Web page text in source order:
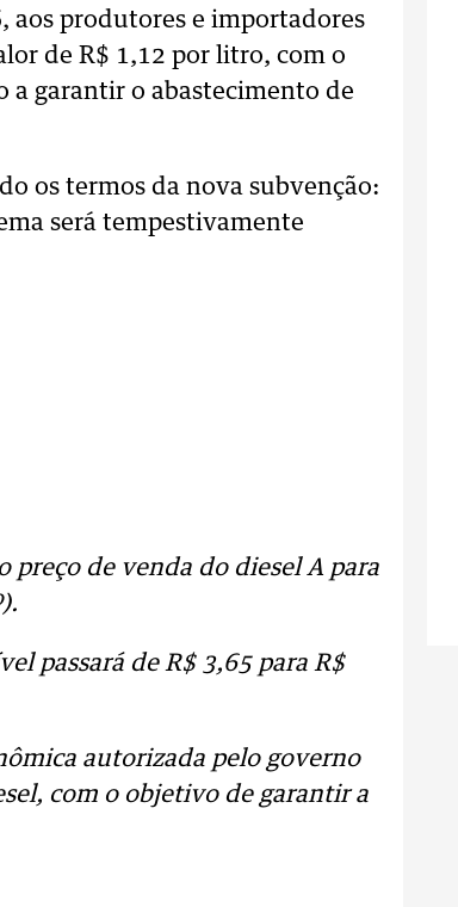
aos produtores e importadores
de R$ 1,12 por litro, com o
a garantir o abastecimento de
os termos da nova subvenção:
será tempestivamente
preço de venda do diesel A para
passará de R$ 3,65 para R$
autorizada pelo governo
com o objetivo de garantir a